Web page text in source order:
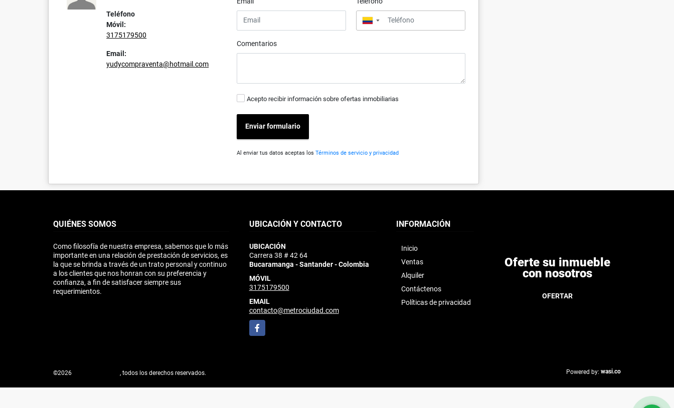
Teléfono
Móvil:
3175179500
Email:
yudycompraventa@hotmail.com
▼
Comentarios
Acepto recibir información sobre ofertas inmobiliarias
Enviar formulario
Al enviar tus datos aceptas los Términos de servicio y privacidad
QUIÉNES SOMOS
Como filosofía de nuestra empresa, sabemos que lo más
importante en una relación de prestación de servicios, es
la que se brinda a través de un trato personal y continuo
a los clientes que nos honran con su preferencia y
confianza, a fin de satisfacer siempre sus
requerimientos.
UBICACIÓN Y CONTACTO
UBICACIÓN
Carrera 38 # 42 64
Bucaramanga - Santander - Colombia
MÓVIL
3175179500
EMAIL
contacto@metrociudad.com
Facebook
INFORMACIÓN
Inicio
Ventas
Alquiler
Contáctenos
Políticas de privacidad
Oferte su inmueble
con nosotros
OFERTAR
©2026 , todos los derechos reservados. Powered by: wasi.co